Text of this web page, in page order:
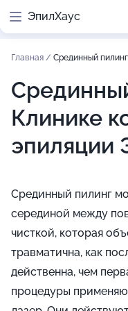
ЭпилХаус
Главная / Срединный пилинг
Клинике
эпиляции
Срединный пилинг
серединой между
чисткой, которая
травматична, как
действенна, чем
процедуры